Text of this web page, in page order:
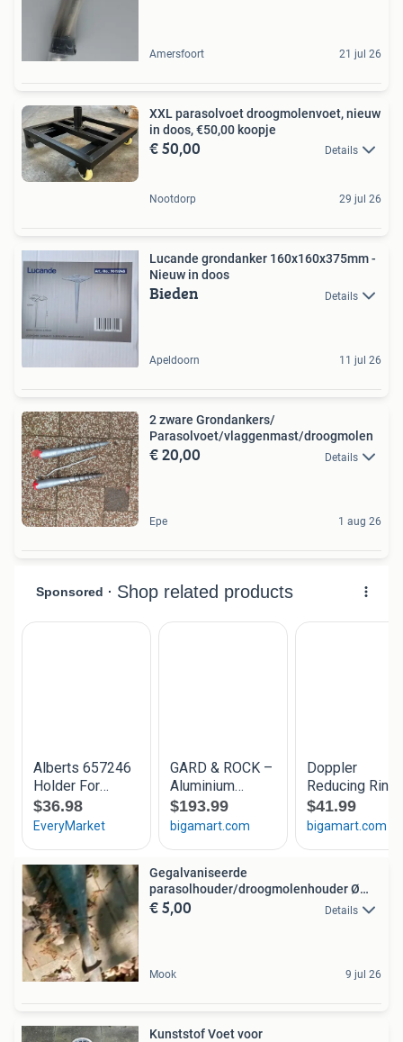
Amersfoort 21 jul 26
XXL parasolvoet droogmolenvoet, nieuw
in doos, €50,00 koopje
€ 50,00 Details
Nootdorp 29 jul 26
Lucande grondanker 160x160x375mm -
Nieuw in doos
Bieden Details
Apeldoorn 11 jul 26
2 zware Grondankers/
Parasolvoet/vlaggenmast/droogmolen
€ 20,00 Details
Epe 1 aug 26
Gegalvaniseerde
parasolhouder/droogmolenhouder Ø
6,5cm
€ 5,00 Details
Mook 9 jul 26
Kunststof Voet voor